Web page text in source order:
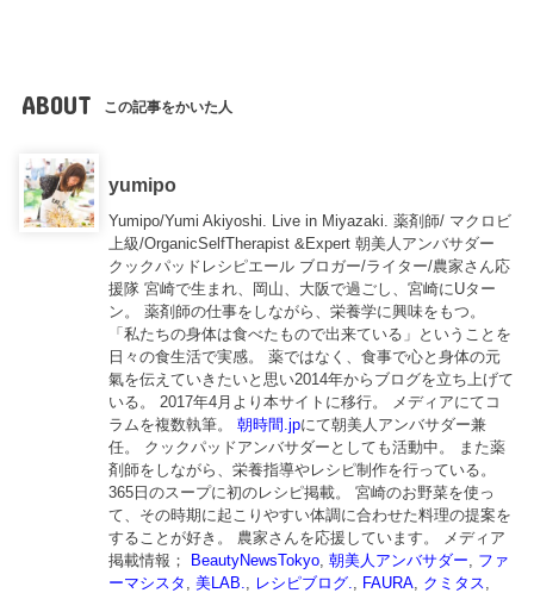
ABOUT この記事をかいた人
yumipo
Yumipo/Yumi Akiyoshi. Live in Miyazaki. 薬剤師/ マクロビ
上級/OrganicSelfTherapist &Expert 朝美人アンバサダー
クックパッドレシピエール ブロガー/ライター/農家さん応
援隊 宮崎で生まれ、岡山、大阪で過ごし、宮崎にUター
ン。 薬剤師の仕事をしながら、栄養学に興味をもつ。
「私たちの身体は食べたもので出来ている」ということを
日々の食生活で実感。 薬ではなく、食事で心と身体の元
氣を伝えていきたいと思い2014年からブログを立ち上げて
いる。 2017年4月より本サイトに移行。 メディアにてコ
ラムを複数執筆。朝時間.jpにて朝美人アンバサダー兼
任。 クックパッドアンバサダーとしても活動中。 また薬
剤師をしながら、栄養指導やレシピ制作を行っている。
365日のスープに初のレシピ掲載。 宮崎のお野菜を使っ
て、その時期に起こりやすい体調に合わせた料理の提案を
することが好き。 農家さんを応援しています。 メディア
掲載情報； BeautyNewsTokyo ,朝美人アンバサダー
ファ
ーマシスタ
,美LAB. レシピブログ. FAURA クミタス